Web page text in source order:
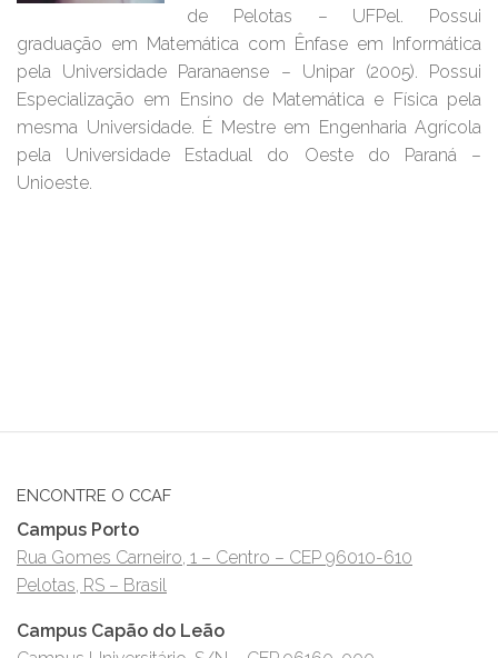
de Pelotas – UFPel. Possui
graduação em Matemática com Ênfase em Informática
pela Universidade Paranaense – Unipar (2005). Possui
Especialização em Ensino de Matemática e Física pela
mesma Universidade. É Mestre em Engenharia Agrícola
pela Universidade Estadual do Oeste do Paraná –
Unioeste.
ENCONTRE O CCAF
Campus Porto
Rua Gomes Carneiro, 1 – Centro – CEP 96010-610
Pelotas, RS – Brasil
Campus Capão do Leão